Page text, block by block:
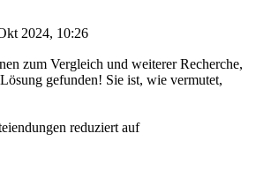
2024, 10:26
zum Vergleich und weiterer Recherche,
gefunden! Sie ist, wie vermutet,
reduziert auf